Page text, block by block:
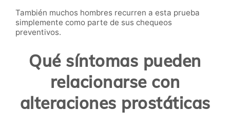
También muchos hombres recurren a esta prueba
simplemente como parte de sus chequeos
preventivos.
Qué síntomas pueden
relacionarse con
alteraciones prostáticas